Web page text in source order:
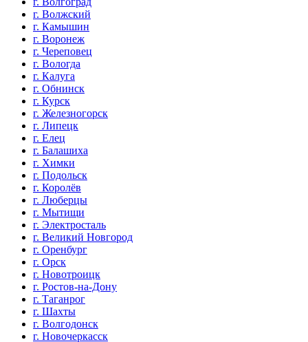
г. Волжский
г. Камышин
г. Воронеж
г. Череповец
г. Вологда
г. Калуга
г. Обнинск
г. Курск
г. Железногорск
г. Липецк
г. Елец
г. Балашиха
г. Химки
г. Подольск
г. Королёв
г. Люберцы
г. Мытищи
г. Электросталь
г. Великий Новгород
г. Оренбург
г. Орск
г. Новотроицк
г. Ростов-на-Дону
г. Таганрог
г. Шахты
г. Волгодонск
г. Новочеркасск